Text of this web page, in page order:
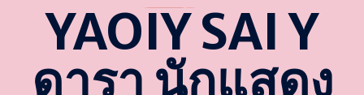
YAOIY SAI Y
ดารา นักแสดง